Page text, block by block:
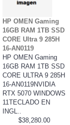
HP OMEN Gaming
16GB RAM 1TB SSD
CORE Ultra 9 285H
16-AN0119
HP OMEN Gaming
16GB RAM 1TB SSD
CORE ULTRA 9 285H
16-AN0119NVIDIA
RTX 5070 WINDOWS
11TECLADO EN
INGL..
$38,280.00